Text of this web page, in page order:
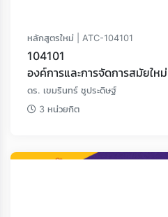
หลักสูตรใหม่ | ATC-104101
104101
องค์การและการจัดการสมัยใหม่
ดร. เขมรินทร์ ชูประดิษฐ์
3 หน่วยกิต